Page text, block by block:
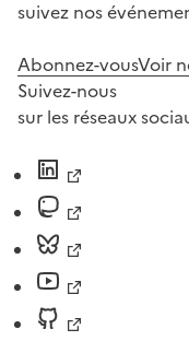
suivez nos
Abonnez-vousVoir
Suivez-nous
sur les réseaux